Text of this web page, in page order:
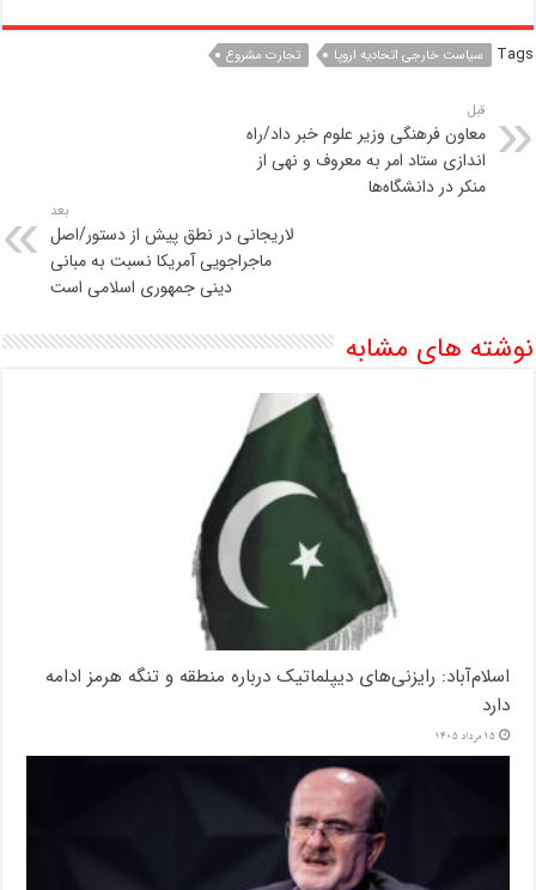
Tags سیاست خارجی اتحادیه اروپا تجارت مشروع
قبل
معاون فرهنگی وزیر علوم خبر داد/راه
اندازی ستاد امر به معروف و نهی از
منکر در دانشگاه‌ها
بعد
لاریجانی در نطق پیش از دستور/اصل
ماجراجویی آمریکا نسبت به مبانی
دینی جمهوری اسلامی است
نوشته های مشابه
اسلام‌آباد: رایزنی‌های دیپلماتیک درباره منطقه و تنگه هرمز ادامه
دارد
15 مرداد 1405